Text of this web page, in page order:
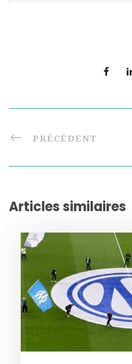
PRÉCÉDENT
Articles similaires